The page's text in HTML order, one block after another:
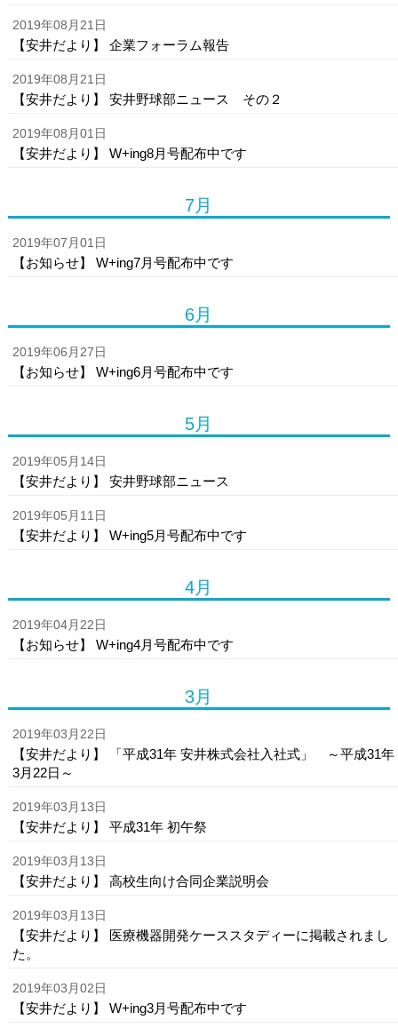
2019年08月21日
【安井だより】 企業フォーラム報告
2019年08月21日
【安井だより】 安井野球部ニュース その２
2019年08月01日
【安井だより】 W+ing8月号配布中です
7月
2019年07月01日
【お知らせ】 W+ing7月号配布中です
6月
2019年06月27日
【お知らせ】 W+ing6月号配布中です
5月
2019年05月14日
【安井だより】 安井野球部ニュース
2019年05月11日
【安井だより】 W+ing5月号配布中です
4月
2019年04月22日
【お知らせ】 W+ing4月号配布中です
3月
2019年03月22日
【安井だより】 「平成31年 安井株式会社入社式」 ～平成31年
3月22日～
2019年03月13日
【安井だより】 平成31年 初午祭
2019年03月13日
【安井だより】 高校生向け合同企業説明会
2019年03月13日
【安井だより】 医療機器開発ケーススタディーに掲載されまし
た。
2019年03月02日
【安井だより】 W+ing3月号配布中です